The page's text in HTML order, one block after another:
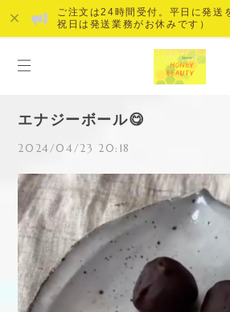
ご注文は24時間受付。平日に発送
祝日は発送業務がお休みです）
エナジーボール😋
2024/04/23 20:18